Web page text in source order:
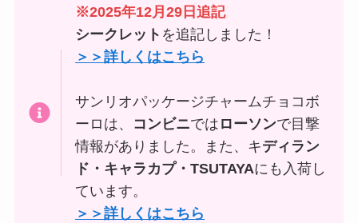
※2025年12月29日追記
シークレット を追記しました！
＞＞詳しくはこちら
サンリオパッケージチャームチョコボ
ーロは、 コンビニでは ローソンで目撃
情報がありました。また、キディラン
ド・キャラカプ・TSUTAYAにも入荷し
ています。
＞＞詳しくはこちら